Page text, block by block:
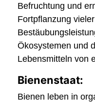
Befruchtung und
Fortpflanzung
Ökosystemen und
Lebensmitteln von
Bienenstaat:
Bienen leben in